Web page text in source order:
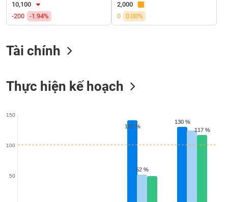
10,100
-200
-1.94%
2,000
0
0.00%
Tài chính
Thực hiện kế hoạch
141 %
141 %
130 %
130 %
52 %
52 %
117 %
117 %
50
100
150
BẤT
ĐỘNG
Mã
(-)
Chứng
đạo
(-)